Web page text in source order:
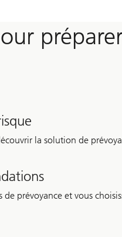
la solution de
prévoyance et vous